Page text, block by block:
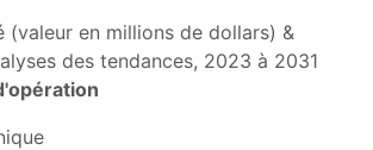
(valeur en millions de dollars) &
des tendances, 2023 à 2031